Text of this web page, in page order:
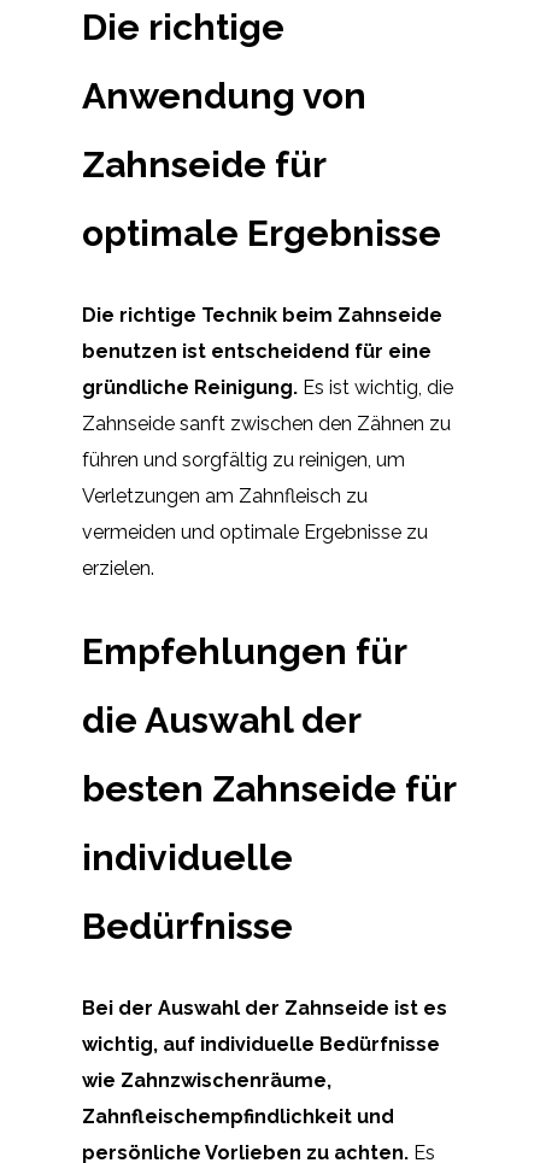
Die richtige
Anwendung von
Zahnseide für
optimale Ergebnisse
Die richtige Technik beim Zahnseide
benutzen ist entscheidend für eine
gründliche Reinigung. Es ist wichtig, die
Zahnseide sanft zwischen den Zähnen zu
führen und sorgfältig zu reinigen, um
Verletzungen am Zahnfleisch zu
vermeiden und optimale Ergebnisse zu
erzielen.
Empfehlungen für
die Auswahl der
besten Zahnseide für
individuelle
Bedürfnisse
Bei der Auswahl der Zahnseide ist es
wichtig, auf individuelle Bedürfnisse
wie Zahnzwischenräume,
Zahnfleischempfindlichkeit und
persönliche Vorlieben zu achten. Es